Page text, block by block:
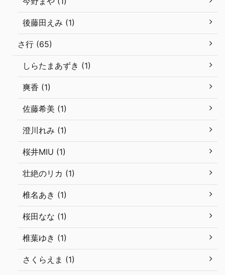
後藤田えみ (1)
さ行 (65)
しらたまあずき (1)
爽香 (1)
佐藤希美 (1)
澄川れみ (1)
桜井MIU (1)
壮絶のリカ (1)
椎名あき (1)
桜田なな (1)
椎葉ゆき (1)
さくらえま (1)